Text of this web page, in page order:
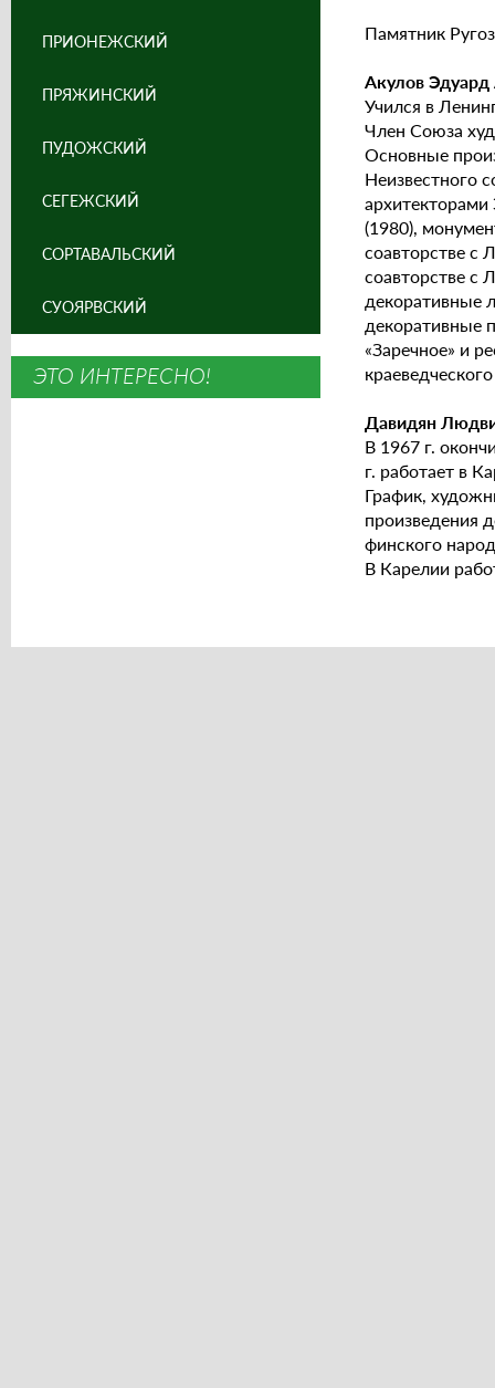
Памятник
Акулов
Учился в
Член Союза
Основные
Неизвестного
(1980),
соавторстве с
соавторстве с
декоративные
декоративные
«Заречное» и
Давидян
В 1967 г.
г. работает в
График,
произведения
финского
В Карелии
ПРИОНЕЖСКИЙ
ПРЯЖИНСКИЙ
ПУДОЖСКИЙ
СЕГЕЖСКИЙ
СОРТАВАЛЬСКИЙ
СУОЯРВСКИЙ
ЭТО ИНТЕРЕСНО!